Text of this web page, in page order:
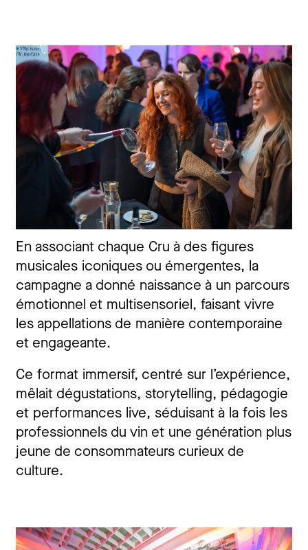
En associant chaque Cru à des figures
musicales iconiques ou émergentes, la
campagne a donné naissance à un parcours
émotionnel et multisensoriel, faisant vivre
les appellations de manière contemporaine
et engageante.
Ce format immersif, centré sur l’expérience,
mêlait dégustations, storytelling, pédagogie
et performances live, séduisant à la fois les
professionnels du vin et une génération plus
jeune de consommateurs curieux de
culture.